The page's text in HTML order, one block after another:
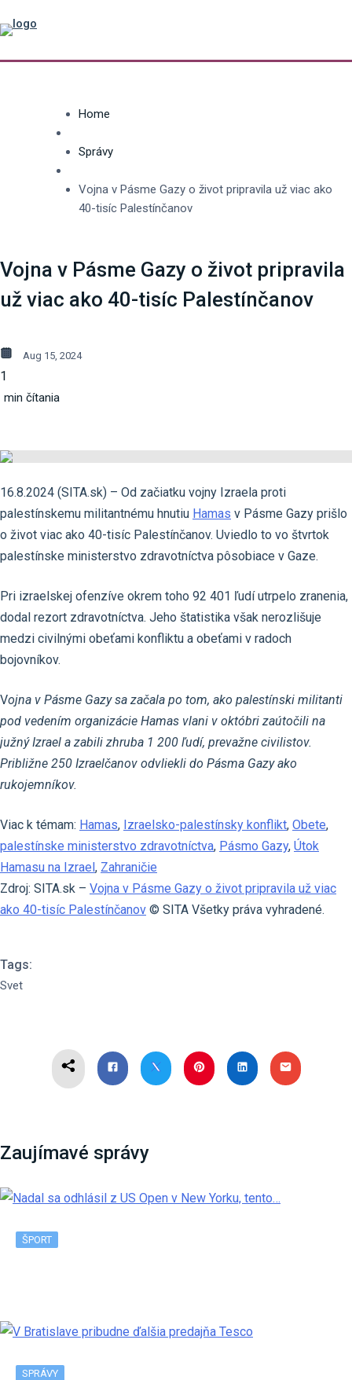
Home
Správy
Vojna v Pásme Gazy o život pripravila už viac ako
40-tisíc Palestínčanov
Vojna v Pásme Gazy o život pripravila
už viac ako 40-tisíc Palestínčanov
Aug 15, 2024
1
min čítania
16.8.2024 (SITA.sk) – Od začiatku vojny Izraela proti
palestínskemu militantnému hnutiu Hamas v Pásme Gazy prišlo
o život viac ako 40-tisíc Palestínčanov. Uviedlo to vo štvrtok
palestínske ministerstvo zdravotníctva pôsobiace v Gaze.
Pri izraelskej ofenzíve okrem toho 92 401 ľudí utrpelo zranenia,
dodal rezort zdravotníctva. Jeho štatistika však nerozlišuje
medzi civilnými obeťami konfliktu a obeťami v radoch
bojovníkov.
Vojna v Pásme Gazy sa začala po tom, ako palestínski militanti
pod vedením organizácie Hamas vlani v októbri zaútočili na
južný Izrael a zabili zhruba 1 200 ľudí, prevažne civilistov.
Približne 250 Izraelčanov odvliekli do Pásma Gazy ako
rukojemníkov.
Viac k témam: Hamas, Izraelsko-palestínsky konflikt, Obete,
palestínske ministerstvo zdravotníctva, Pásmo Gazy, Útok
Hamasu na Izrael, Zahraničie
Zdroj: SITA.sk – Vojna v Pásme Gazy o život pripravila už viac
ako 40-tisíc Palestínčanov © SITA Všetky práva vyhradené.
Tags:
Svet
Zaujímavé správy
ŠPORT
SPRÁVY